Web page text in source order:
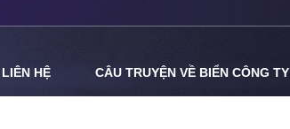
LIÊN HỆ CÂU TRUYỆN VỀ BIỂN CÔNG TY